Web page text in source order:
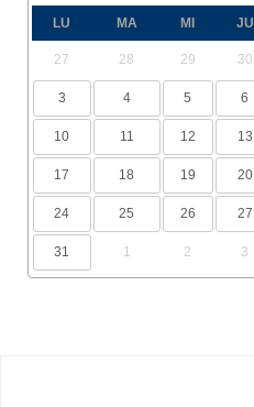
LU MA MI JU
27 28 29 30
3 4 5 6
10 11 12 13
17 18 19 20
24 25 26 27
31 1 2 3